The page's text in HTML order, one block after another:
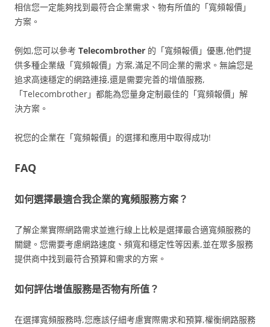
相信您一定能夠找到最符合企業需求、物有所值的「寬頻報價」
方案。
例如,您可以參考 Telecombrother 的「寬頻報價」優惠,他們提
供多種企業級「寬頻報價」方案,滿足不同企業的需求。無論您是
追求高速穩定的網路連接,還是需要完善的增值服務,
「Telecombrother」都能為您量身定制最佳的「寬頻報價」解
決方案。
祝您的企業在「寬頻報價」的選擇和應用中取得成功!
FAQ
如何選擇最適合我企業的寬頻服務方案？
了解企業實際網路需求並進行線上比較是選擇最合適寬頻服務的
關鍵。您需要考慮網路速度、頻寬和穩定性等因素,並在眾多服務
提供商中找到最符合預算和需求的方案。
如何評估增值服務是否物有所值？
在選擇寬頻服務時,您應該仔細考慮實際需求和預算,權衡網路服務